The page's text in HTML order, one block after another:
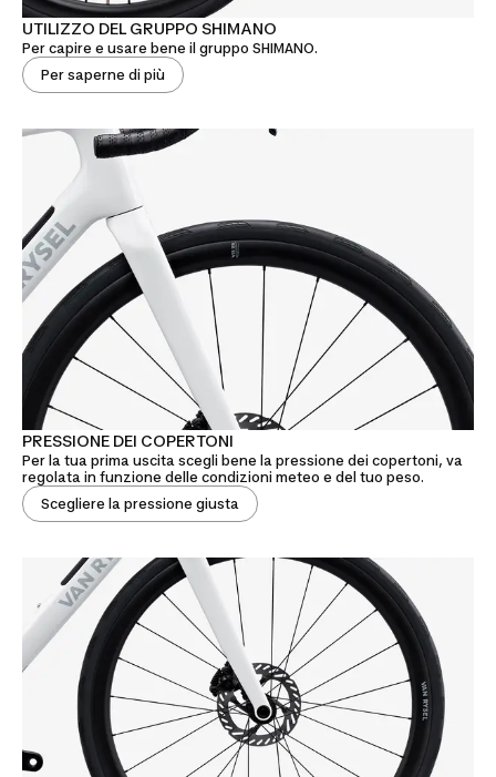
UTILIZZO DEL GRUPPO SHIMANO
Per capire e usare bene il gruppo SHIMANO.
Per saperne di più
PRESSIONE DEI COPERTONI
Per la tua prima uscita scegli bene la pressione dei copertoni, va
regolata in funzione delle condizioni meteo e del tuo peso.
Scegliere la pressione giusta